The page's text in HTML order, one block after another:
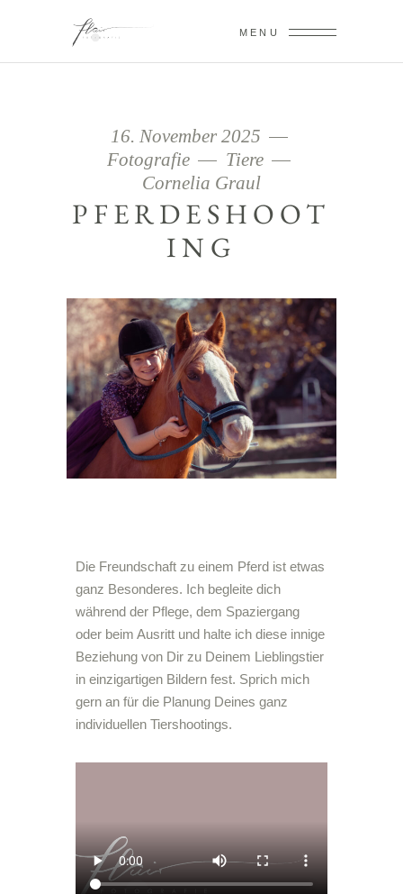
MENU
16. November 2025
Fotografie
Tiere
Cornelia Graul
PFERDESHOOT
ING
Die Freundschaft zu einem Pferd ist etwas
ganz Besonderes. Ich begleite dich
während der Pflege, dem Spaziergang
oder beim Ausritt und halte ich diese innige
Beziehung von Dir zu Deinem Lieblingstier
in einzigartigen Bildern fest. Sprich mich
gern an für die Planung Deines ganz
individuellen Tiershootings.